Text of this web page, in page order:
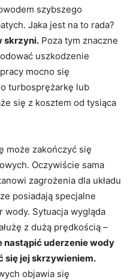
szybszego
Jaka jest na to rada?
skrzyni. Poza tym znaczne
uszkodzenie
mocno się
turbosprężarkę lub
się z kosztem od tysiąca
może zakończyć się
Oczywiście sama
zagrożenia dla układu
posiadają specjalne
wody. Sytuacja wygląda
z dużą prędkością –
nastąpić uderzenie wody
się jej skrzywieniem.
objawia się